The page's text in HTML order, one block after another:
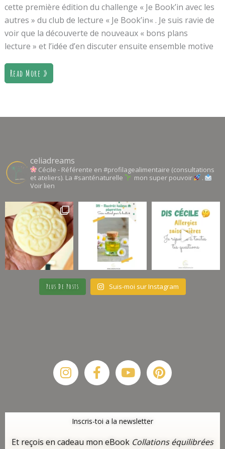
cette première édition du challenge « Je Book’in avec les
autres » du club de lecture « Je Book’in« . Je suis ravie de
voir que la découverte de nouveaux « bons plans
lecture » et l’idée d’en discuter ensuite ensemble motive
Read More »
celiadreams
Cécile - Référente en #profilagealimentaire (consultations
et ateliers). La #santénaturelle
mon super pouvoir
.
Voir lien
Plus De Posts Suis-moi sur Instagram
InstagramFacebook-
f
YoutubePinterest
Inscris-toi a la newsletter
Et reçois en cadeau mon eBook Collations équilibrées